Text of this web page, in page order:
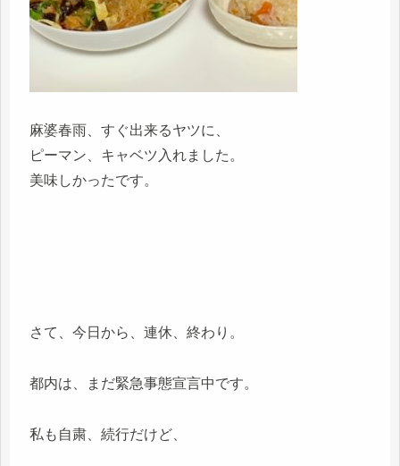
麻婆春雨、すぐ出来るヤツに、
ピーマン、キャベツ入れました。
美味しかったです。
さて、今日から、連休、終わり。
都内は、まだ緊急事態宣言中です。
私も自粛、続行だけど、